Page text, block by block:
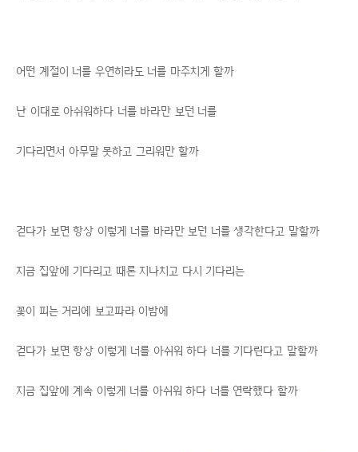
어떤 계절이 너를 우연히라도 너를 마주치게 할까
난 이대로 아쉬워하다 너를 바라만 보던 너를
기다리면서 아무말 못하고 그리워만 할까
걷다가 보면 항상 이렇게 너를 바라만 보던 너를 생각한다고 말할까
지금 집앞에 기다리고 때론 지나치고 다시 기다리는
꽃이 피는 거리에 보고파라 이밤에
걷다가 보면 항상 이렇게 너를 아쉬워 하다 너를 기다린다고 말할까
지금 집앞에 계속 이렇게 너를 아쉬워 하다 너를 연락했다 할까